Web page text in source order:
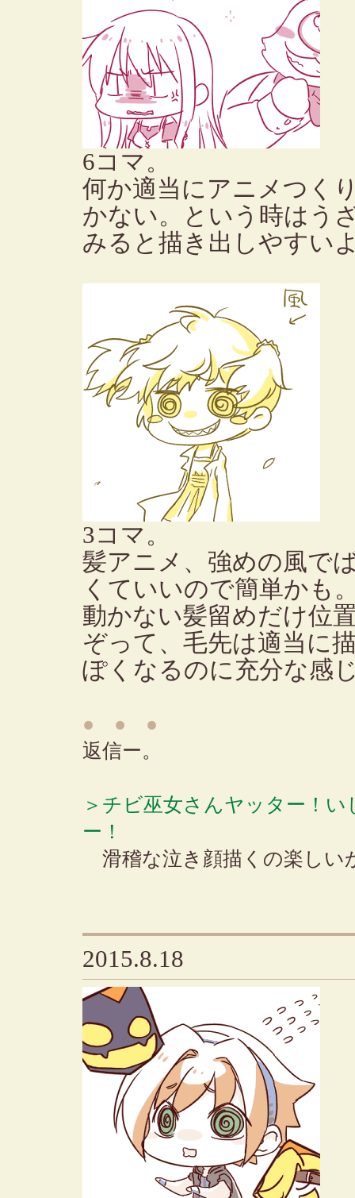
6コマ。
何か適当にアニメつく
かない。という時はう
みると描き出しやすい
3コマ。
髪アニメ、強めの風で
くていいので簡単かも
動かない髪留めだけ位
ぞって、毛先は適当に
ぽくなるのに充分な感
● ● ●
返信ー。
＞チビ巫女さんヤッター！
ー！
滑稽な泣き顔描くの楽しい
2015.8.18